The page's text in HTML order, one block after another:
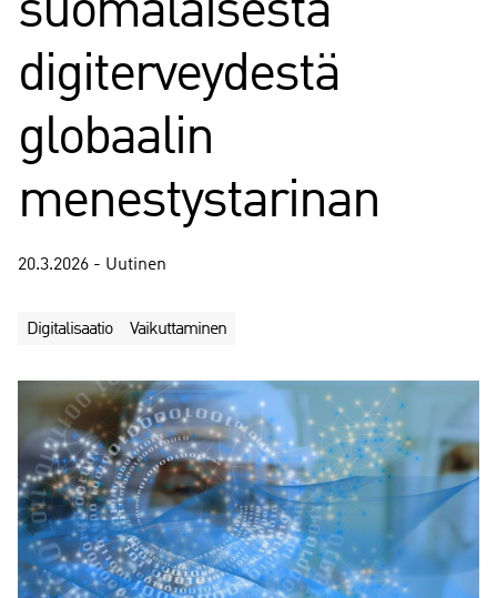
suomalaisesta
digiterveydestä
globaalin
menestystarinan
20.3.2026 - Uutinen
Digitalisaatio Vaikuttaminen